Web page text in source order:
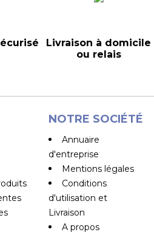
Livraison à domicile
ou relais
NOTRE SOCIÉTÉ
Annuaire
d'entreprise
Mentions légales
Conditions
d'utilisation et
Livraison
A propos